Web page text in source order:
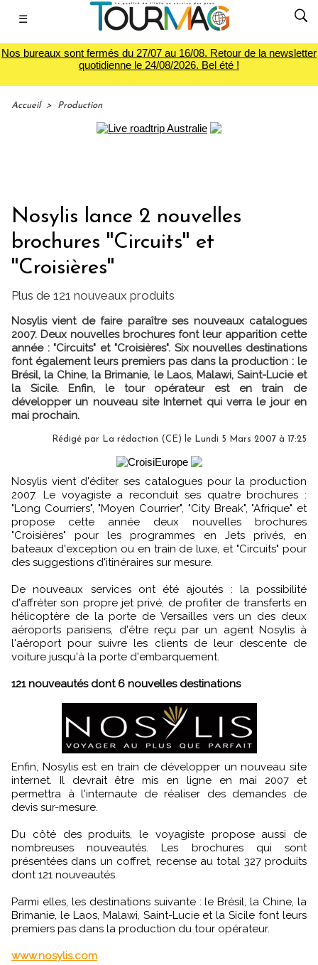
☰
Nos bureaux sont fermés du 27/07 au 16/08. Retour de la newsletter
quotidienne le 24/08/2026. Bel été !
Accueil > Production
Nosylis lance 2 nouvelles
brochures ''Circuits'' et
''Croisières''
Plus de 121 nouveaux produits
Nosylis vient de faire paraître ses nouveaux catalogues
2007. Deux nouvelles brochures font leur apparition cette
année : "Circuits" et "Croisières". Six nouvelles destinations
font également leurs premiers pas dans la production : le
Brésil, la Chine, la Brimanie, le Laos, Malawi, Saint-Lucie et
la Sicile. Enfin, le tour opérateur est en train de
développer un nouveau site Internet qui verra le jour en
mai prochain.
Rédigé par La rédaction (CE) le Lundi 5 Mars 2007 à 17:25
Nosylis vient d'éditer ses catalogues pour la production
2007. Le voyagiste a reconduit ses quatre brochures :
"Long Courriers", "Moyen Courrier", "City Break", "Afrique" et
propose cette année deux nouvelles brochures
"Croisières" pour les programmes en Jets privés, en
bateaux d'exception ou en train de luxe, et "Circuits" pour
des suggestions d'itinéraires sur mesure.
De nouveaux services ont été ajoutés : la possibilité
d'affréter son propre jet privé, de profiter de transferts en
hélicoptère de la porte de Versailles vers un des deux
aéroports parisiens, d'être reçu par un agent Nosylis à
l'aéroport pour suivre les clients de leur descente de
voiture jusqu'à la porte d'embarquement.
121 nouveautés dont 6 nouvelles destinations
Enfin, Nosylis est en train de développer un nouveau site
internet. Il devrait être mis en ligne en mai 2007 et
permettra à l'internaute de réaliser des demandes de
devis sur-mesure.
Du côté des produits, le voyagiste propose aussi de
nombreuses nouveautés. Les brochures qui sont
présentées dans un coffret, recense au total 327 produits
dont 121 nouveautés.
Parmi elles, les destinations suivante : le Brésil, la Chine, la
Brimanie, le Laos, Malawi, Saint-Lucie et la Sicile font leurs
premiers pas dans la production du tour opérateur.
www.nosylis.com